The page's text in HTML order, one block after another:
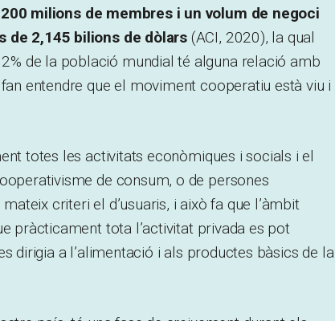
milions de membres i un volum de negoci
de 2,145 bilions de dòlars (ACI, 2020), la qual
de la població mundial té alguna relació amb
entendre que el moviment cooperatiu està viu i
totes les activitats econòmiques i socials i el
de consum, o de persones
criteri el d’usuaris, i això fa que l’àmbit
pràcticament tota l’activitat privada es pot
dirigia a l’alimentació i als productes bàsics de la